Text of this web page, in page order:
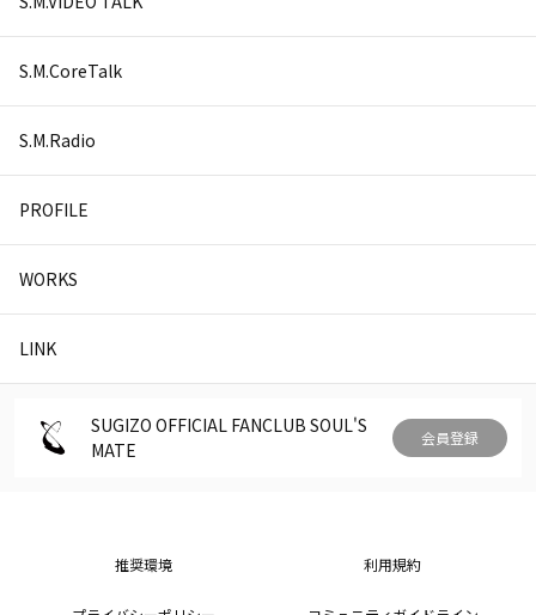
S.M.CoreTalk
S.M.Radio
PROFILE
WORKS
LINK
SUGIZO OFFICIAL FANCLUB SOUL'S
MATE
会員登録
推奨環境 利用規約